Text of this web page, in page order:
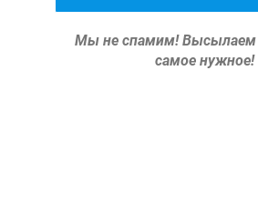
Мы не спамим! Высылаем
самое нужное!